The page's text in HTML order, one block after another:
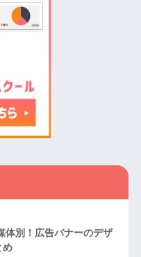
体別！広告バナーのデザ
め